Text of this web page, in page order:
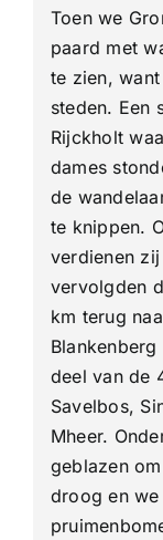
Toen we
paard met
te zien,
steden. Een
Rijckholt
dames
de
te knippen.
verdienen
vervolgden
km terug
deel van de
Savelbos,
Mheer.
geblazen
droog en we